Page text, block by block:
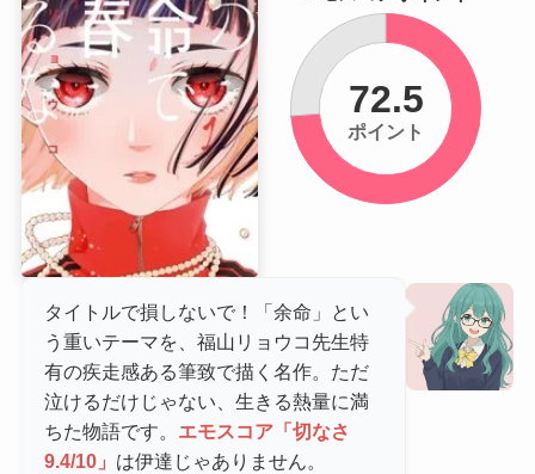
タイトルで損しないで！「余命」とい
う重いテーマを、福山リョウコ先生特
有の疾走感ある筆致で描く名作。ただ
泣けるだけじゃない、生きる熱量に満
ちた物語です。 エモスコア「切なさ
9.4/10」 は伊達じゃありません。
72.5
ポイント